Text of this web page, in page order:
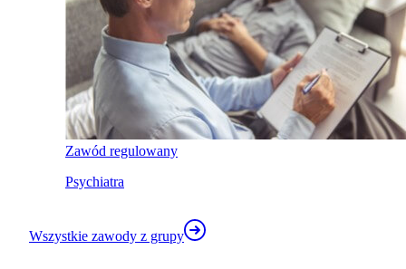
Zawód regulowany
Psychiatra
Wszystkie zawody z grupy